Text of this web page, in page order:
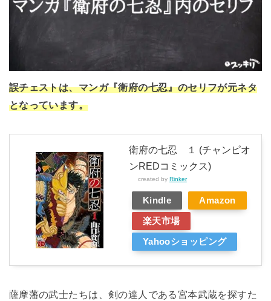
誤チェストは、マンガ『衛府の七忍』のセリフが元ネタ
となっています。
衛府の七忍 １ (チャンピオ
ンREDコミックス)
created by Rinker
Kindle Amazon
楽天市場
Yahooショッピング
薩摩藩の武士たちは、剣の達人である宮本武蔵を探すた